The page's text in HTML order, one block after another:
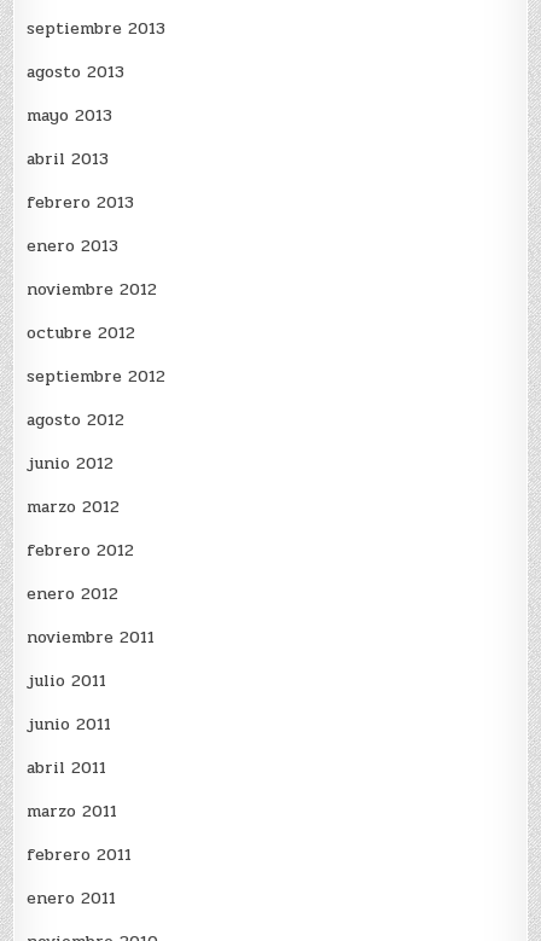
septiembre 2013
agosto 2013
mayo 2013
abril 2013
febrero 2013
enero 2013
noviembre 2012
octubre 2012
septiembre 2012
agosto 2012
junio 2012
marzo 2012
febrero 2012
enero 2012
noviembre 2011
julio 2011
junio 2011
abril 2011
marzo 2011
febrero 2011
enero 2011